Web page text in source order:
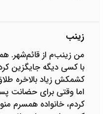
زینب
من زینب‌م از قائم‌شهر.
با کسی دیگه جایگزین
کشمکش زیاد بالاخره
اما وقتی برای حضانت
کردم، خانواده همسرم